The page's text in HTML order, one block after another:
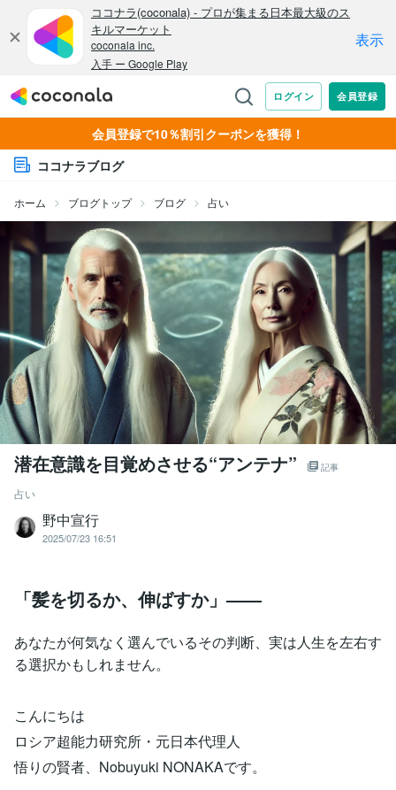
会員登録で10％割引クーポンを獲得！
ココナラブログ
ホーム ブログトップ ブログ 占い
潜在意識を目覚めさせる“アンテナ” 記事
占い
野中宣行
2025/07/23 16:51
「髪を切るか、伸ばすか」――
あなたが何気なく選んでいるその判断、実は人生を左右す
る選択かもしれません。
こんにちは
ロシア超能力研究所・元日本代理人
悟りの賢者、Nobuyuki NONAKAです。